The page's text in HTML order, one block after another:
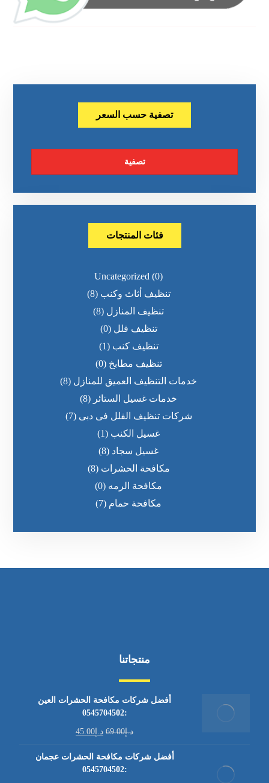
تصفية حسب السعر
تصفية
فئات المنتجات
Uncategorized (0)
تنظيف أثاث وكنب (8)
تنظيف المنازل (8)
تنظيف فلل (0)
تنظيف كنب (1)
تنظيف مطابخ (0)
خدمات التنظيف العميق للمنازل (8)
خدمات غسيل الستائر (8)
شركات تنظيف الفلل فى دبى (7)
غسيل الكنب (1)
غسيل سجاد (8)
مكافحة الحشرات (8)
مكافحة الرمه (0)
مكافحة حمام (7)
منتجاتنا
أفضل شركات مكافحة الحشرات العين
:0545704502
د.إ69.00 د.إ 45.00
أفضل شركات مكافحة الحشرات عجمان
:0545704502